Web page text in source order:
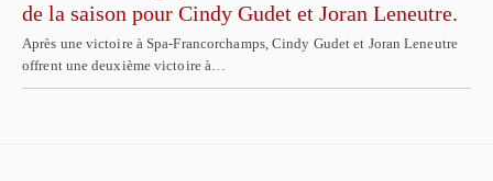
de la saison pour Cindy Gudet et Joran Leneutre.
Après une victoire à Spa-Francorchamps, Cindy Gudet et Joran Leneutre
offrent une deuxième victoire à…